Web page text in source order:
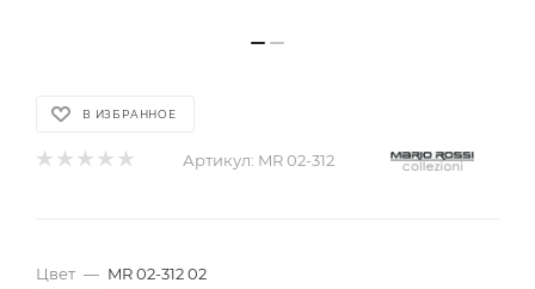
В ИЗБРАННОЕ
Артикул: MR 02-312
Цвет — MR 02-312 02